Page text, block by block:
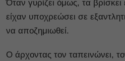
Όταν γυρίζει όμως, τα
είχαν υποχρεώσει σε
να αποζημιωθεί.
Ο άρχοντας τον ταπεινώνει,